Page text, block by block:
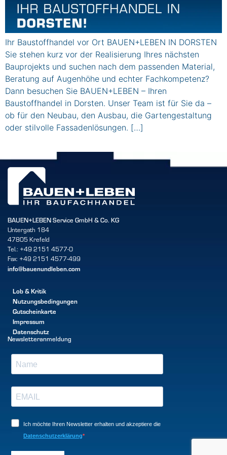
Ihr Baustoffhandel vor Ort BAUEN+LEBEN IN DORSTEN
Sie stehen kurz vor der Realisierung Ihres nächsten
Bauprojekts und suchen nach dem passenden Material,
Beratung auf Augenhöhe und echter Fachkompetenz?
Dann besuchen Sie BAUEN+LEBEN – Ihren
Baustoffhandel in Dorsten. Unser Team ist für Sie da –
ob für den Neubau, den Ausbau, die Gartengestaltung
oder stilvolle Fassadenlösungen. […]
BAUEN+LEBEN Service GmbH & Co. KG
Untergath 184
47805 Krefeld
Tel.: +49 2151 4577-0
Fax: +49 2151 4577-499
info@bauenundleben.com
Lob & Kritik
Nutzungsbedingungen
Gutscheinkarte
Impressum
Datenschutz
Newsletteranmeldung
Ich möchte Ihren Newsletter erhalten und akzeptiere die
Datenschutzerklärung